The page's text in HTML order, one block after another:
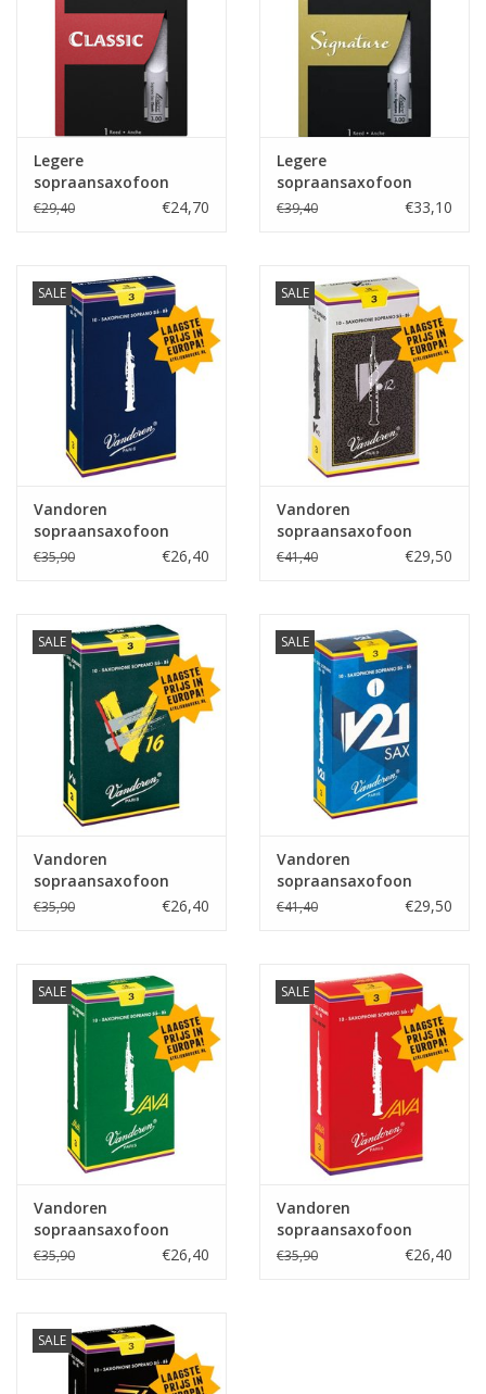
Legere
sopraansaxofoon
rieten Classic
€29,40 €24,70
Legere
sopraansaxofoon
rieten Signature
€39,40 €33,10
SALE
Vandoren
sopraansaxofoon
rieten Traditional
€35,90 €26,40
SALE
Vandoren
sopraansaxofoon
rieten V12
€41,40 €29,50
SALE
Vandoren
sopraansaxofoon
rieten V16
€35,90 €26,40
SALE
Vandoren
sopraansaxofoon
rieten V21
€41,40 €29,50
SALE
Vandoren
sopraansaxofoon
rieten Java
€35,90 €26,40
SALE
Vandoren
sopraansaxofoon
rieten Java Red
€35,90 €26,40
SALE